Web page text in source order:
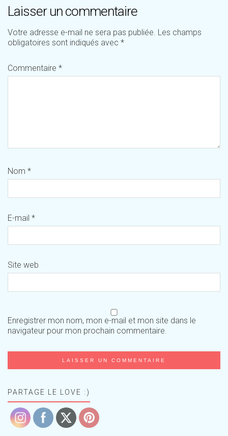
Laisser un commentaire
Votre adresse e-mail ne sera pas publiée. Les champs
obligatoires sont indiqués avec *
Commentaire *
Nom *
E-mail *
Site web
Enregistrer mon nom, mon e-mail et mon site dans le
navigateur pour mon prochain commentaire.
PARTAGE LE LOVE :)